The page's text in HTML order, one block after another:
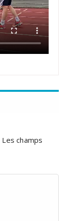
Les champs